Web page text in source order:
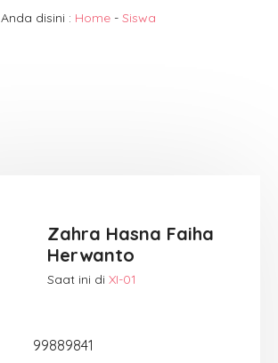
Anda disini : Home - Siswa
Zahra Hasna Faiha
Herwanto
Saat ini di XI-01
99889841